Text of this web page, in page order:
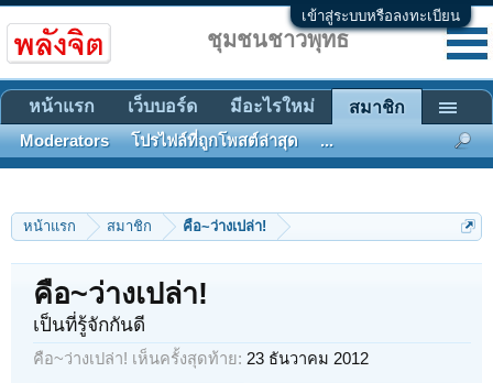
เข้าสู่ระบบหรือลงทะเบียน
หน้าแรก สมาชิก คือ~ว่างเปล่า!
คือ~ว่างเปล่า!
เป็นที่รู้จักกันดี
คือ~ว่างเปล่า! เห็นครั้งสุดท้าย: 23 ธันวาคม 2012
ชุมชนชาวพุทธ
หน้าแรก เว็บบอร์ด มีอะไรใหม่ สมาชิก
Moderators โปรไฟล์ที่ถูกโพสต์ล่าสุด ...